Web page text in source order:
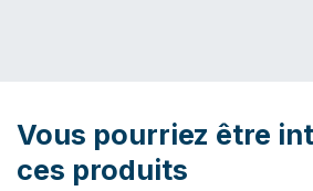
Vous pourriez être
ces produits